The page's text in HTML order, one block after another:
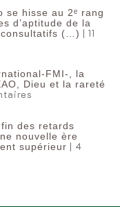
se hisse au 2ᵉ rang
d’aptitude de la
consultatifs (…) | 11
FMI-, la
Dieu et la rareté
des retards
nouvelle ère
supérieur | 4